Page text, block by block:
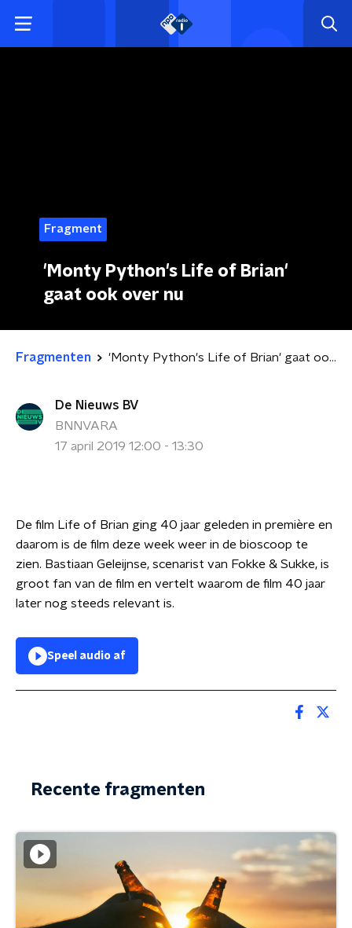
Fragment
'Monty Python's Life of Brian'
gaat ook over nu
Fragmenten 'Monty Python's Life of Brian' gaat ook over nu
De Nieuws BV
BNNVARA
17 april 2019 12:00 - 13:30
De film Life of Brian ging 40 jaar geleden in première en
daarom is de film deze week weer in de bioscoop te
zien. Bastiaan Geleijnse, scenarist van Fokke & Sukke, is
groot fan van de film en vertelt waarom de film 40 jaar
later nog steeds relevant is.
Speel audio af
Recente fragmenten